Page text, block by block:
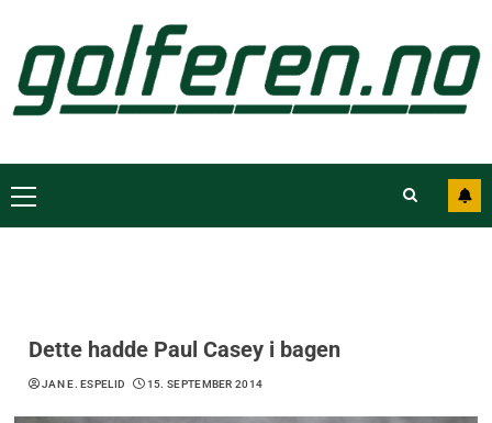
Dette hadde Paul Casey i bagen
JAN E. ESPELID 15. SEPTEMBER 2014